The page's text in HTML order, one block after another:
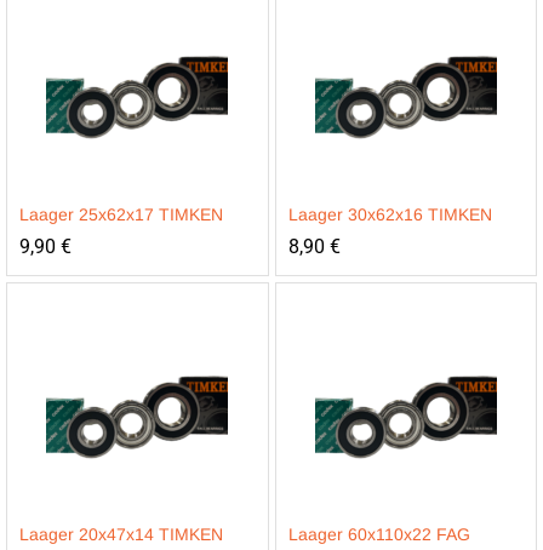
Laager 25x62x17 TIMKEN
9,90 €
Laager 30x62x16 TIMKEN
8,90 €
Laager 20x47x14 TIMKEN Laager 60x110x22 FAG